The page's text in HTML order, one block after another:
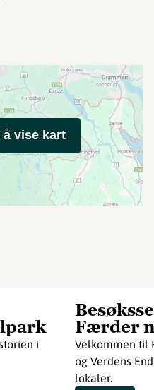
vise kart
i
Færder
Velkommen til
og Verdens
lokaler.